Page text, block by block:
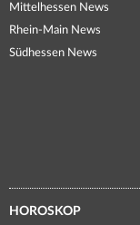
Mittelhessen News
Rhein-Main News
Südhessen News
HOROSKOP